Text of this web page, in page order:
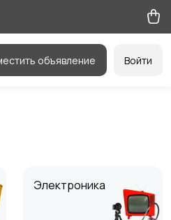
объявление Войти
Электроника